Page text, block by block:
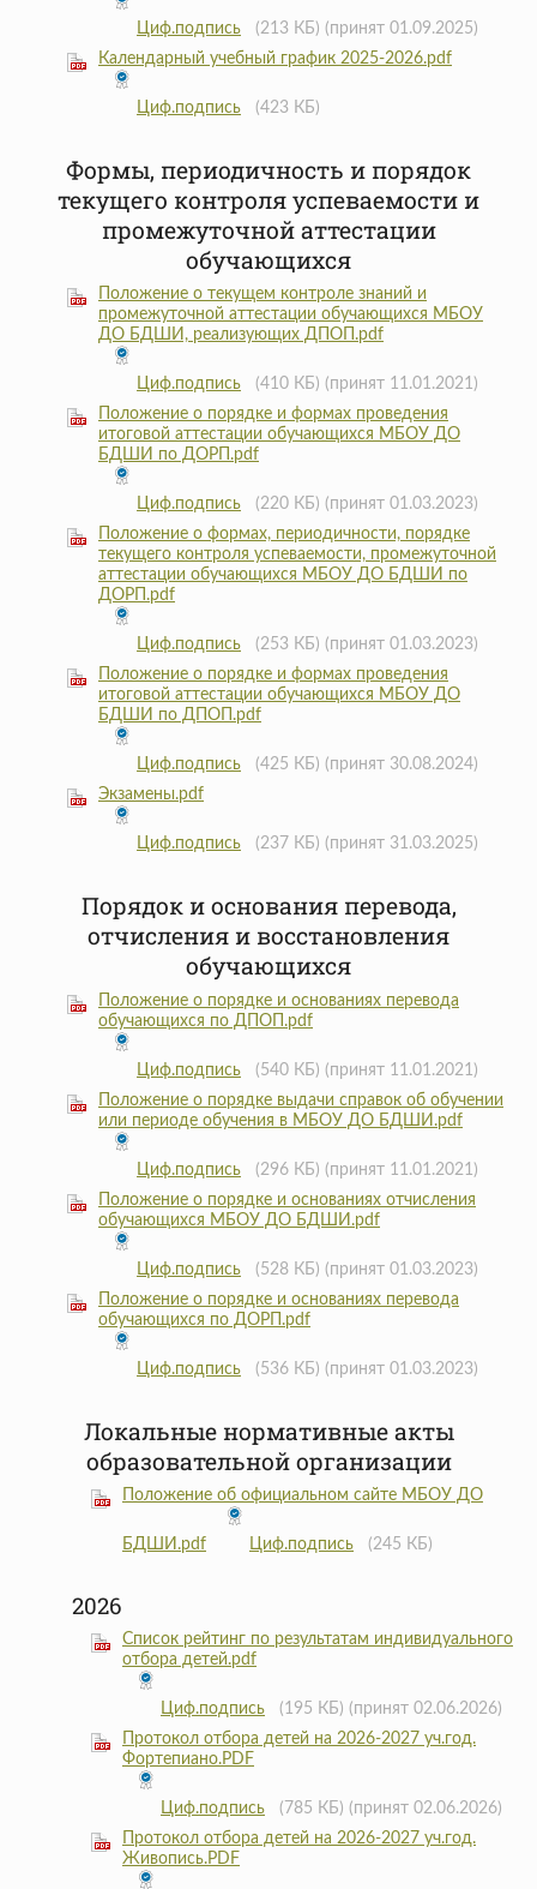
Циф.подпись (213 КБ) (принят 01.09.2025)
Календарный учебный график 2025-2026.pdf
Циф.подпись (423 КБ)
Формы, периодичность и порядок
текущего контроля успеваемости и
промежуточной аттестации
обучающихся
Положение о текущем контроле знаний и
промежуточной аттестации обучающихся МБОУ
ДО БДШИ, реализующих ДПОП.pdf
Циф.подпись (410 КБ) (принят 11.01.2021)
Положение о порядке и формах проведения
итоговой аттестации обучающихся МБОУ ДО
БДШИ по ДОРП.pdf
Циф.подпись (220 КБ) (принят 01.03.2023)
Положение о формах, периодичности, порядке
текущего контроля успеваемости, промежуточной
аттестации обучающихся МБОУ ДО БДШИ по
ДОРП.pdf
Циф.подпись (253 КБ) (принят 01.03.2023)
Положение о порядке и формах проведения
итоговой аттестации обучающихся МБОУ ДО
БДШИ по ДПОП.pdf
Циф.подпись (425 КБ) (принят 30.08.2024)
Экзамены.pdf
Циф.подпись (237 КБ) (принят 31.03.2025)
Порядок и основания перевода,
отчисления и восстановления
обучающихся
Положение о порядке и основаниях перевода
обучающихся по ДПОП.pdf
Циф.подпись (540 КБ) (принят 11.01.2021)
Положение о порядке выдачи справок об обучении
или периоде обучения в МБОУ ДО БДШИ.pdf
Циф.подпись (296 КБ) (принят 11.01.2021)
Положение о порядке и основаниях отчисления
обучающихся МБОУ ДО БДШИ.pdf
Циф.подпись (528 КБ) (принят 01.03.2023)
Положение о порядке и основаниях перевода
обучающихся по ДОРП.pdf
Циф.подпись (536 КБ) (принят 01.03.2023)
Локальные нормативные акты
образовательной организации
Положение об официальном сайте МБОУ ДО
БДШИ.pdf Циф.подпись (245 КБ)
2026
Список рейтинг по результатам индивидуального
отбора детей.pdf
Циф.подпись (195 КБ) (принят 02.06.2026)
Протокол отбора детей на 2026-2027 уч.год.
Фортепиано.PDF
Циф.подпись (785 КБ) (принят 02.06.2026)
Протокол отбора детей на 2026-2027 уч.год.
Живопись.PDF